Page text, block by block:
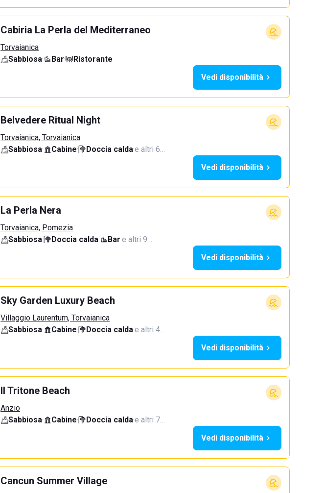
Cabiria La Perla del Mediterraneo
Torvaianica
Sabbiosa· Bar·
Ristorante
Vedi disponibilità
Belvedere Ritual Night
Torvaianica, Torvaianica
Sabbiosa· Cabine· Doccia calda·e altri 6…
Vedi disponibilità
La Perla Nera
Torvaianica, Pomezia
Sabbiosa· Doccia calda· Bar·e altri 9…
Vedi disponibilità
Sky Garden Luxury Beach
Villaggio Laurentum, Torvaianica
Sabbiosa· Cabine· Doccia calda·e altri 4…
Vedi disponibilità
Il Tritone Beach
Anzio
Sabbiosa· Cabine· Doccia calda·e altri 7…
Vedi disponibilità
Cancun Summer Village